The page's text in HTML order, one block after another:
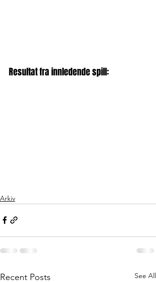
Resultat fra innledende spill:
Arkiv
Recent Posts See All